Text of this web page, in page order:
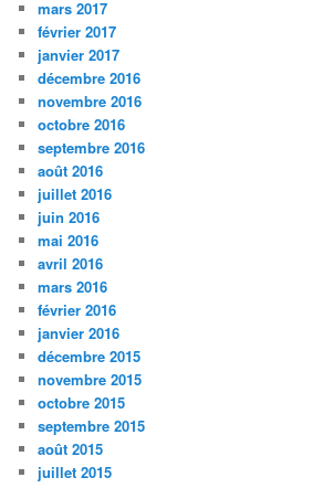
mars 2017
février 2017
janvier 2017
décembre 2016
novembre 2016
octobre 2016
septembre 2016
août 2016
juillet 2016
juin 2016
mai 2016
avril 2016
mars 2016
février 2016
janvier 2016
décembre 2015
novembre 2015
octobre 2015
septembre 2015
août 2015
juillet 2015